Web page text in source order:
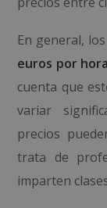
En general,
euros por hora
cuenta que
variar
precios
trata de
imparten